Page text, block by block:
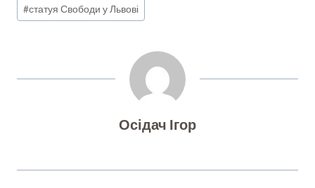
#статуя Свободи у Львові
Осідач Ігор